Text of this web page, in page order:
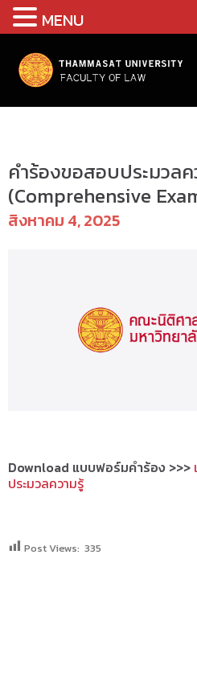
คำร้องขอสอบประมวล
(Comprehensive
สิงหาคม 4, 2025
Download แบบฟอร์มคำร้อง >>>
ประมวลความรู้
Post Views: 335
MENU